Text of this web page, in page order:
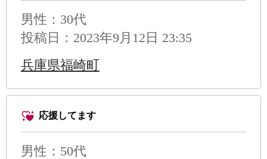
男性 ：30代
投稿日：2023年9月12日 23:35
兵庫県福崎町
応援してます
男性 ：50代